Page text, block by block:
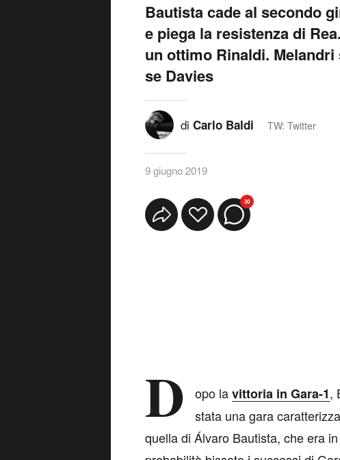
Bautista cade al secondo
e piega la resistenza di
un ottimo Rinaldi.
se Davies
di Carlo Baldi TW: Twitter
9 giugno 2019
30
D opo lavittoria in Gara-1,
stata una gara
quella di Álvaro Bautista, che era